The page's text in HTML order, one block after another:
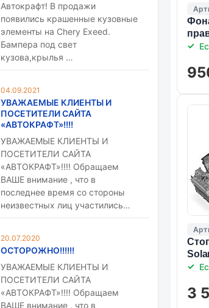
3
Автокрафт! В продажи
появились крашенные кузовные
элементы на Chery Exeed.
Бампера под свет
кузова,крылья …
04.09.2021
УВАЖАЕМЫЕ КЛИЕНТЫ И
ПОСЕТИТЕЛИ САЙТА
«АВТОКРАФТ»!!!!
УВАЖАЕМЫЕ КЛИЕНТЫ И
ПОСЕТИТЕЛИ САЙТА
«АВТОКРАФТ»!!!! Обращаем
ВАШЕ внимание , что в
последнее время со стороны
неизвестных лиц участились…
20.07.2020
ОСТОРОЖНО!!!!!!
УВАЖАЕМЫЕ КЛИЕНТЫ И
ПОСЕТИТЕЛИ САЙТА
«АВТОКРАФТ»!!!! Обращаем
ВАШЕ внимание , что в